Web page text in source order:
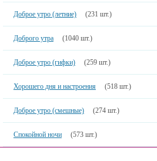
Доброе утро (летние) (231 шт.)
Доброго утра (1040 шт.)
Доброе утро (гифки) (259 шт.)
Хорошего дня и настроения (518 шт.)
Доброе утро (смешные) (274 шт.)
Спокойной ночи (573 шт.)